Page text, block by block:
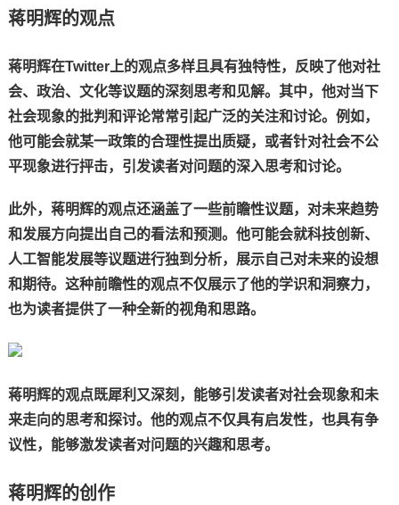
蒋明辉的观点
蒋明辉在Twitter上的观点多样且具有独特性，反映了他对社
会、政治、文化等议题的深刻思考和见解。其中，他对当下
社会现象的批判和评论常常引起广泛的关注和讨论。例如，
他可能会就某一政策的合理性提出质疑，或者针对社会不公
平现象进行抨击，引发读者对问题的深入思考和讨论。
此外，蒋明辉的观点还涵盖了一些前瞻性议题，对未来趋势
和发展方向提出自己的看法和预测。他可能会就科技创新、
人工智能发展等议题进行独到分析，展示自己对未来的设想
和期待。这种前瞻性的观点不仅展示了他的学识和洞察力，
也为读者提供了一种全新的视角和思路。
蒋明辉的观点既犀利又深刻，能够引发读者对社会现象和未
来走向的思考和探讨。他的观点不仅具有启发性，也具有争
议性，能够激发读者对问题的兴趣和思考。
蒋明辉的创作